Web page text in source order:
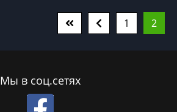
1 2
Мы в соц.сетях